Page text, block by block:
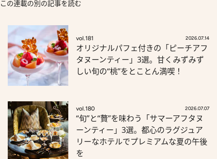
この連載の別の記事を読む
vol.181 2026.07.14
オリジナルパフェ付きの「ピーチアフ
タヌーンティー」3選。甘くみずみず
しい旬の“桃”をとことん満喫！
vol.180 2026.07.07
“旬”と“贅”を味わう「サマーアフタヌ
ーンティー」3選。都心のラグジュア
リーなホテルでプレミアムな夏の午後
を